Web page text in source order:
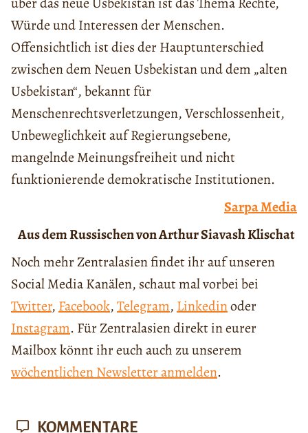
Würde und Interessen der Menschen.
Offensichtlich ist dies der Hauptunterschied
zwischen dem Neuen Usbekistan und dem „alten
Usbekistan“, bekannt für
Menschenrechtsverletzungen, Verschlossenheit,
Unbeweglichkeit auf Regierungsebene,
mangelnde Meinungsfreiheit und nicht
funktionierende demokratische Institutionen.
Sarpa Media
Aus dem Russischen von Arthur Siavash Klischat
Noch mehr Zentralasien findet ihr auf unseren
Social Media Kanälen, schaut mal vorbei bei
Twitter, Facebook,Telegram, Linkedinoder
Instagram. Für Zentralasien direkt in eurer
Mailbox könnt ihr euch auch zu unserem
wöchentlichen Newsletter anmelden.
KOMMENTARE